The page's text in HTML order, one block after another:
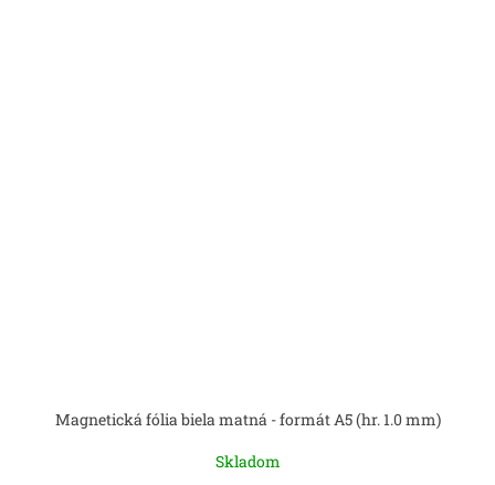
Magnetická fólia biela matná - formát A5 (hr. 1.0 mm)
Skladom